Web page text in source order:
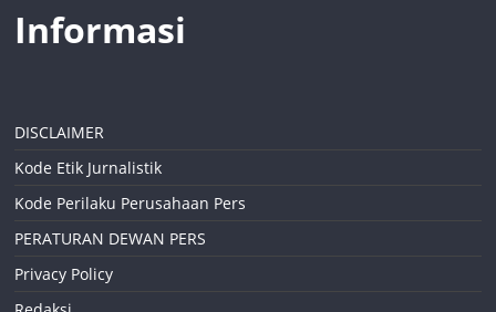
Informasi
DISCLAIMER
Kode Etik Jurnalistik
Kode Perilaku Perusahaan Pers
PERATURAN DEWAN PERS
Privacy Policy